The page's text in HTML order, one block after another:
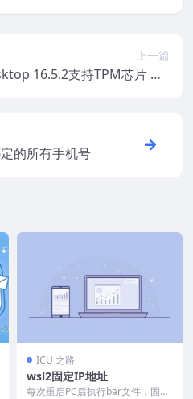
上一篇
16.5.2支持TPM芯片 Ma
的所有手机号
ICU 之路
wsl2固定IP地址
每次重启PC后执行bar文件，固定